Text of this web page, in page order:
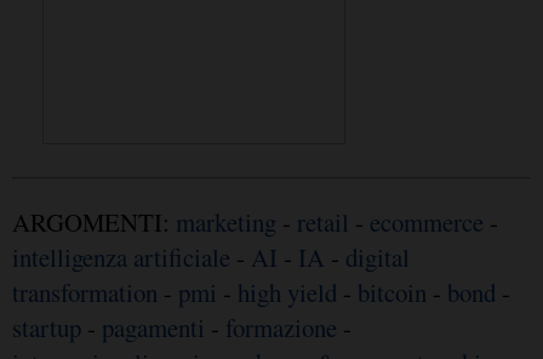
ARGOMENTI: marketing - retail - ecommerce -
intelligenza artificiale - AI - IA - digital
transformation - pmi - high yield - bitcoin - bond -
startup - pagamenti - formazione -